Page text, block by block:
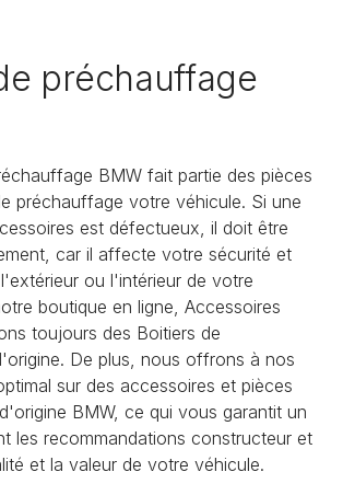
préchauffage
BMW fait partie des pièces
préchauffage votre véhicule. Si une
est défectueux, il doit être
car il affecte votre sécurité et
ou l'intérieur de votre
boutique en ligne, Accessoires
toujours des Boitiers de
De plus, nous offrons à nos
sur des accessoires et pièces
BMW, ce qui vous garantit un
les recommandations constructeur et
et la valeur de votre véhicule.